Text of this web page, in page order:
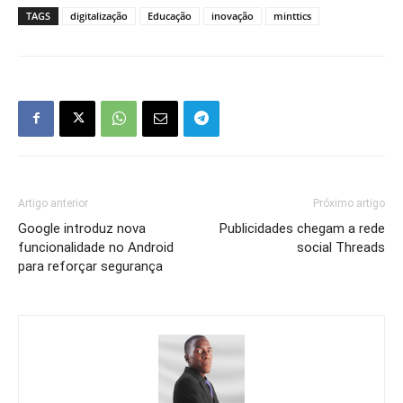
TAGS digitalização Educação inovação minttics
Artigo anterior
Google introduz nova
funcionalidade no Android
para reforçar segurança
Próximo artigo
Publicidades chegam a rede
social Threads